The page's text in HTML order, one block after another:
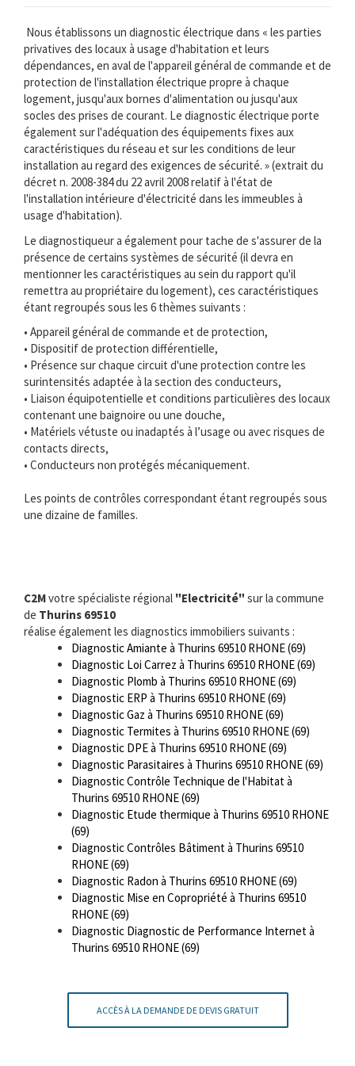
Nous établissons un diagnostic électrique dans « les parties
privatives des locaux à usage d'habitation et leurs
dépendances, en aval de l'appareil général de commande et de
protection de l'installation électrique propre à chaque
logement, jusqu'aux bornes d'alimentation ou jusqu'aux
socles des prises de courant. Le diagnostic électrique porte
également sur l'adéquation des équipements fixes aux
caractéristiques du réseau et sur les conditions de leur
installation au regard des exigences de sécurité. » (extrait du
décret n. 2008-384 du 22 avril 2008 relatif à l'état de
l'installation intérieure d'électricité dans les immeubles à
usage d'habitation).
Le diagnostiqueur a également pour tache de s'assurer de la
présence de certains systèmes de sécurité (il devra en
mentionner les caractéristiques au sein du rapport qu'il
remettra au propriétaire du logement), ces caractéristiques
étant regroupés sous les 6 thèmes suivants :
• Appareil général de commande et de protection,
• Dispositif de protection différentielle,
• Présence sur chaque circuit d'une protection contre les
surintensités adaptée à la section des conducteurs,
• Liaison équipotentielle et conditions particulières des locaux
contenant une baignoire ou une douche,
• Matériels vétuste ou inadaptés à l’usage ou avec risques de
contacts directs,
• Conducteurs non protégés mécaniquement.
Les points de contrôles correspondant étant regroupés sous
une dizaine de familles.
C2Mvotre spécialiste régional "Electricité" sur la commune
de Thurins 69510
réalise également les diagnostics immobiliers suivants :
Diagnostic Amiante à Thurins 69510 RHONE (69)
Diagnostic Loi Carrez à Thurins 69510 RHONE (69)
Diagnostic Plomb à Thurins 69510 RHONE (69)
Diagnostic ERP à Thurins 69510 RHONE (69)
Diagnostic Gaz à Thurins 69510 RHONE (69)
Diagnostic Termites à Thurins 69510 RHONE (69)
Diagnostic DPE à Thurins 69510 RHONE (69)
Diagnostic Parasitaires à Thurins 69510 RHONE (69)
Diagnostic Contrôle Technique de l'Habitat à
Thurins 69510 RHONE (69)
Diagnostic Etude thermique à Thurins 69510 RHONE
(69)
Diagnostic Contrôles Bâtiment à Thurins 69510
RHONE (69)
Diagnostic Radon à Thurins 69510 RHONE (69)
Diagnostic Mise en Copropriété à Thurins 69510
RHONE (69)
Diagnostic Diagnostic de Performance Internet à
Thurins 69510 RHONE (69)
ACCÈS À LA DEMANDE DE DEVIS GRATUIT